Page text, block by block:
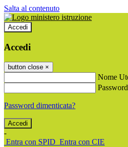
Salta al contenuto
Accedi
Accedi
button close ×
Nome
Password
Password dimenticata?
-
Entra con SPID Entra con CIE